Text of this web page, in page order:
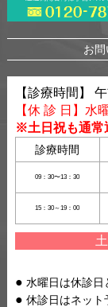
お
【診療時間】
【休 診 日】水
※土日祝も通常
診療時間
09：30〜13：30
15：30～19：00
水曜日は休診日
休診日はネット